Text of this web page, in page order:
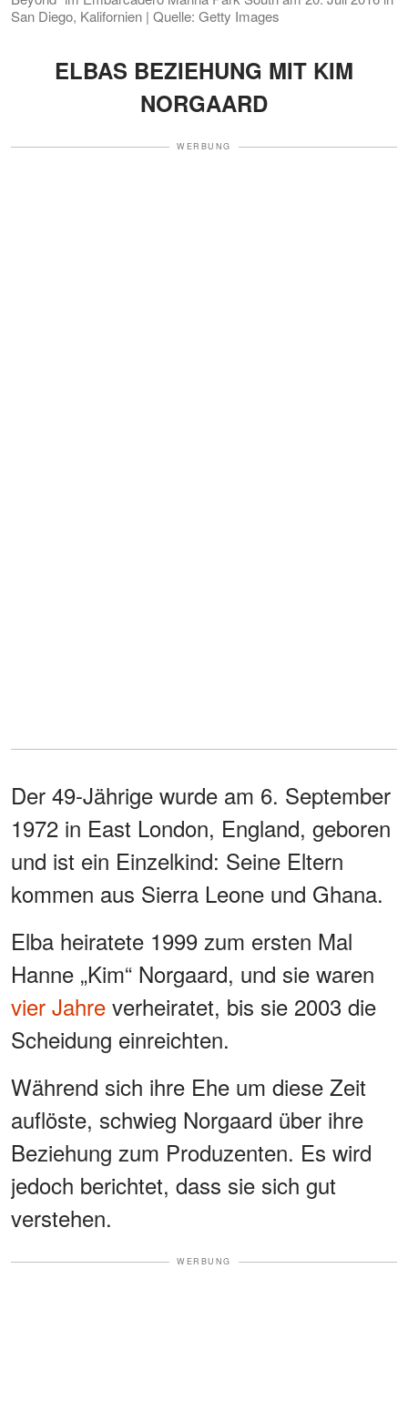
San Diego, Kalifornien | Quelle: Getty Images
ELBAS BEZIEHUNG MIT KIM
NORGAARD
WERBUNG
Der 49-Jährige wurde am 6. September
1972 in East London, England, geboren
und ist ein Einzelkind: Seine Eltern
kommen aus Sierra Leone und Ghana.
Elba heiratete 1999 zum ersten Mal
Hanne „Kim“ Norgaard, und sie waren
vier Jahre verheiratet, bis sie 2003 die
Scheidung einreichten.
Während sich ihre Ehe um diese Zeit
auflöste, schwieg Norgaard über ihre
Beziehung zum Produzenten. Es wird
jedoch berichtet, dass sie sich gut
verstehen.
WERBUNG